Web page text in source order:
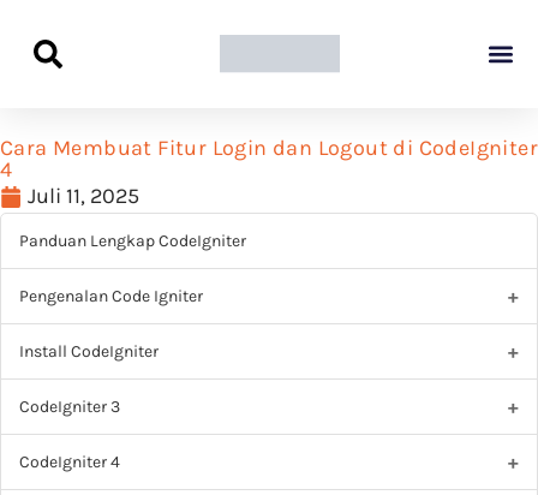
Cara Membuat Fitur Login dan Logout di CodeIgniter
4
Juli 11, 2025
Panduan Lengkap CodeIgniter
Pengenalan Code Igniter
Install CodeIgniter
CodeIgniter 3
CodeIgniter 4